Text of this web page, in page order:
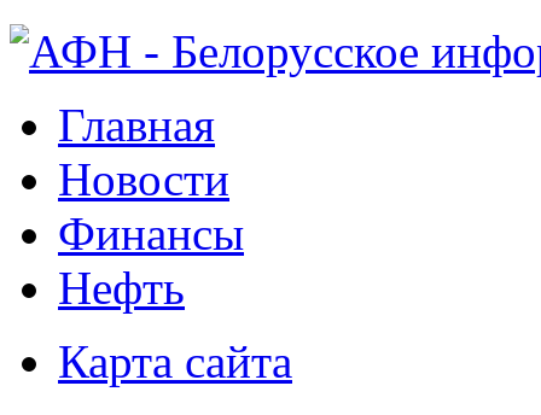
Главная
Новости
Финансы
Нефть
Карта сайта